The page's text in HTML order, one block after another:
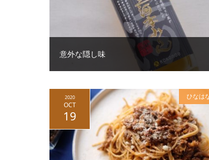
意外な隠し味
2020
OCT
19
ひなは